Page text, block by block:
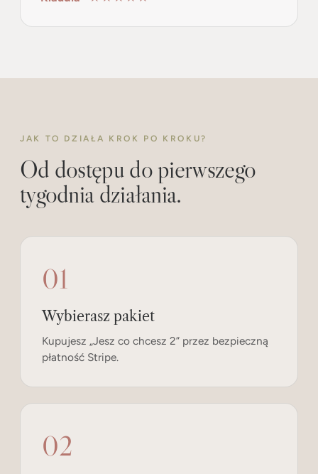
JAK TO DZIAŁA KROK PO KROKU?
Od dostępu do pierwszego
tygodnia działania.
01
Wybierasz pakiet
Kupujesz „Jesz co chcesz 2” przez bezpieczną
płatność Stripe.
02